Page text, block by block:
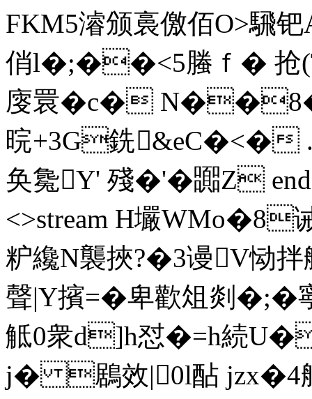
FKM5濬颁裛儌佰O>騛
俏l�;��<5螣ｆ�
廀睘� c�
晥+3G銑&eC�<�
奂毚Y' 殘�'�嚻Z
<>stream H壧WMo�8
粐纔N襲挾?�3谩V恸
聲|Y擯=� 卑歡俎剡�;
觝0衆d]h怼�=h続
j� 鶋效|0l酟 jzx�4